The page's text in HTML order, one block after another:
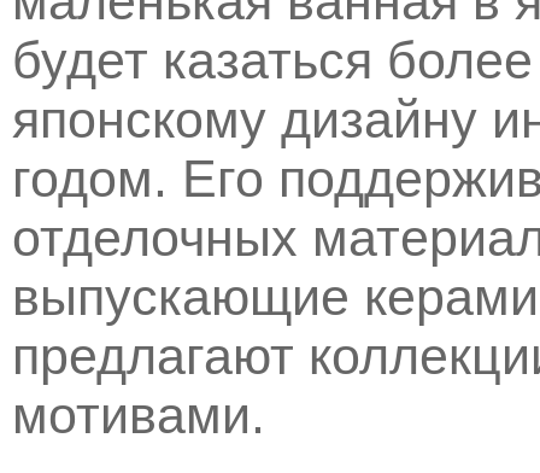
будет казаться
японскому дизайну
годом. Его
отделочных
выпускающие
предлагают
мотивами.